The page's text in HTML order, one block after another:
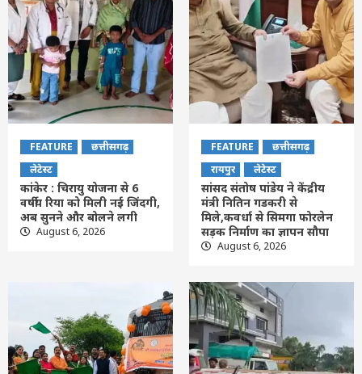
FEATURE
छत्तीसगढ़
लेटेस्ट
कांकेर : चिरायु योजना से 6
वर्षीय रिया को मिली नई जिंदगी,
अब सुनने और बोलने लगी
August 6, 2026
FEATURE
छत्तीसगढ़
रायपुर
लेटेस्ट
सांसद संतोष पांडेय ने केंद्रीय
मंत्री नितिन गडकरी से
मिले,कवर्धा से सिमगा फोरलेन
सड़क निर्माण का ज्ञापन सौपा
August 6, 2026